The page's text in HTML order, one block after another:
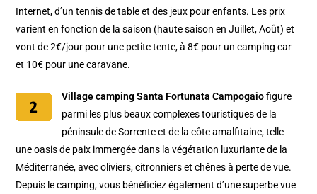
Internet, d’un tennis de table et des jeux pour enfants. Les prix
varient en fonction de la saison (haute saison en Juillet, Août) et
vont de 2€/jour pour une petite tente, à 8€ pour un camping car
et 10€ pour une caravane.
Village camping Santa Fortunata Campogaiofigure
parmi les plus beaux complexes touristiques de la
péninsule de Sorrente et de la côte amalfitaine, telle
une oasis de paix immergée dans la végétation luxuriante de la
Méditerranée, avec oliviers, citronniers et chênes à perte de vue.
Depuis le camping, vous bénéficiez également d’une superbe vue